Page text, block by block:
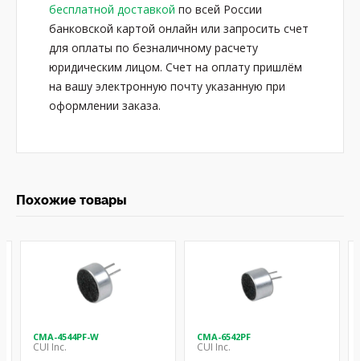
бесплатной доставкой по всей России
банковской картой онлайн или запросить счет
для оплаты по безналичному расчету
юридическим лицом. Счет на оплату пришлём
на вашу электронную почту указанную при
оформлении заказа.
Похожие товары
CMA-4544PF-W
CUI Inc.
CMA-6542PF
CUI Inc.